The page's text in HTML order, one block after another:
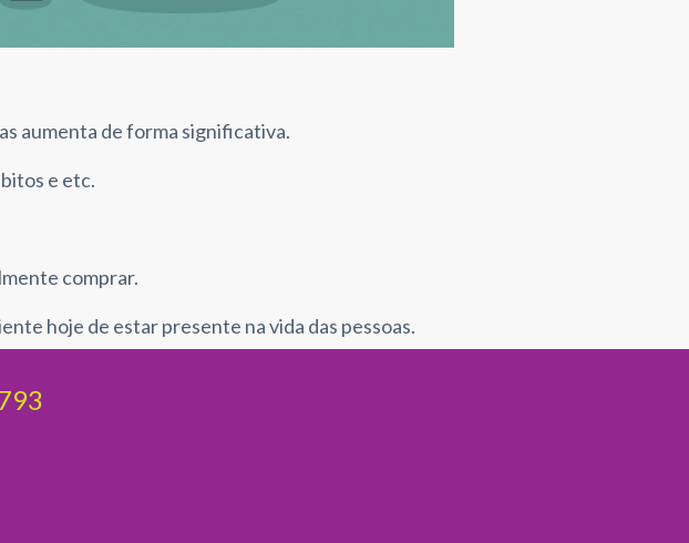
aumenta de forma significativa.
e etc.
comprar.
hoje de estar presente na vida das pessoas.